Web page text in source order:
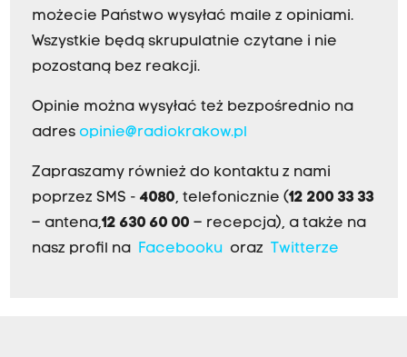
możecie Państwo wysyłać maile z opiniami.
Wszystkie będą skrupulatnie czytane i nie
pozostaną bez reakcji.
Opinie można wysyłać też bezpośrednio na
adres opinie@radiokrakow.pl
Zapraszamy również do kontaktu z nami
poprzez SMS - 4080, telefonicznie (12 200 33 33
– antena,12 630 60 00 – recepcja), a także na
nasz profil na Facebookuoraz Twitterze